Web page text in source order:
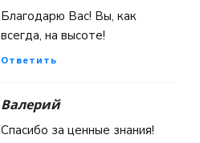
Благодарю Вас! Вы, как
всегда, на высоте!
Ответить
Валерий
Спасибо за ценные знания!